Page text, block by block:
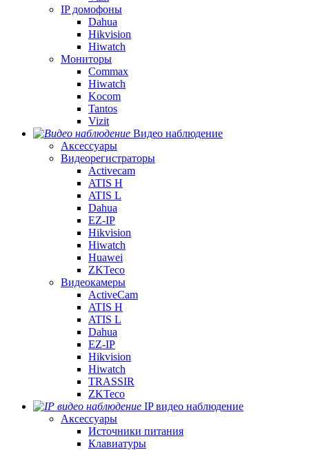
IP домофоны
Dahua
Hikvision
Hiwatch
Мониторы
Commax
Hiwatch
Kocom
Tantos
Vizit
Видео наблюдение
Аксессуары
Видеорегистраторы
Activecam
ATIS H
ATIS L
Dahua
EZ-IP
Hikvision
Hiwatch
Huawei
ZKTeco
Видеокамеры
ActiveCam
ATIS H
ATIS L
Dahua
EZ-IP
Hikvision
Hiwatch
TRASSIR
ZKTeco
IP видео наблюдение
Аксессуары
Источники питания
Клавиатуры